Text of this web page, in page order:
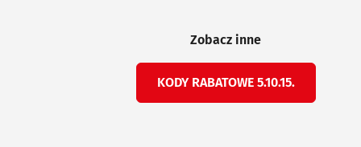
Zobacz inne
KODY RABATOWE 5.10.15.